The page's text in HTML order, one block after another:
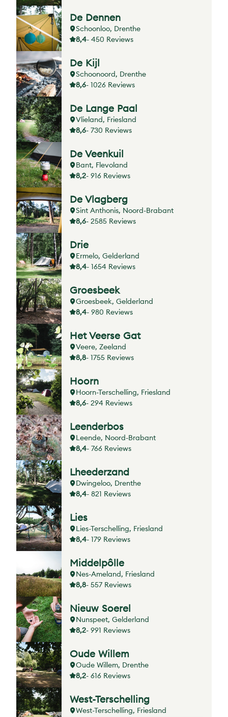
De Dennen
Schoonloo, Drenthe
8,4- 450 Reviews
De Kijl
Schoonoord, Drenthe
8,6- 1026 Reviews
De Lange Paal
Vlieland, Friesland
8,6- 730 Reviews
De Veenkuil
Bant, Flevoland
8,2- 916 Reviews
De Vlagberg
Sint Anthonis, Noord-Brabant
8,6- 2585 Reviews
Drie
Ermelo, Gelderland
8,4- 1654 Reviews
Groesbeek
Groesbeek, Gelderland
8,4- 980 Reviews
Het Veerse Gat
Veere, Zeeland
8,8- 1755 Reviews
Hoorn
Hoorn-Terschelling, Friesland
8,6- 294 Reviews
Leenderbos
Leende, Noord-Brabant
8,4- 766 Reviews
Lheederzand
Dwingeloo, Drenthe
8,4- 821 Reviews
Lies
Lies-Terschelling, Friesland
8,4- 179 Reviews
Middelpôlle
Nes-Ameland, Friesland
8,8- 557 Reviews
Nieuw Soerel
Nunspeet, Gelderland
8,2- 991 Reviews
Oude Willem
Oude Willem, Drenthe
8,2- 616 Reviews
West-Terschelling
West-Terschelling, Friesland